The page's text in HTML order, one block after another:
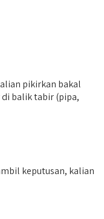
pikirkan bakal
balik tabir (pipa,
keputusan, kalian